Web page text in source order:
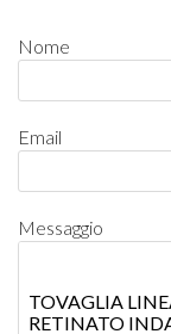
Nome
Email
Messaggio